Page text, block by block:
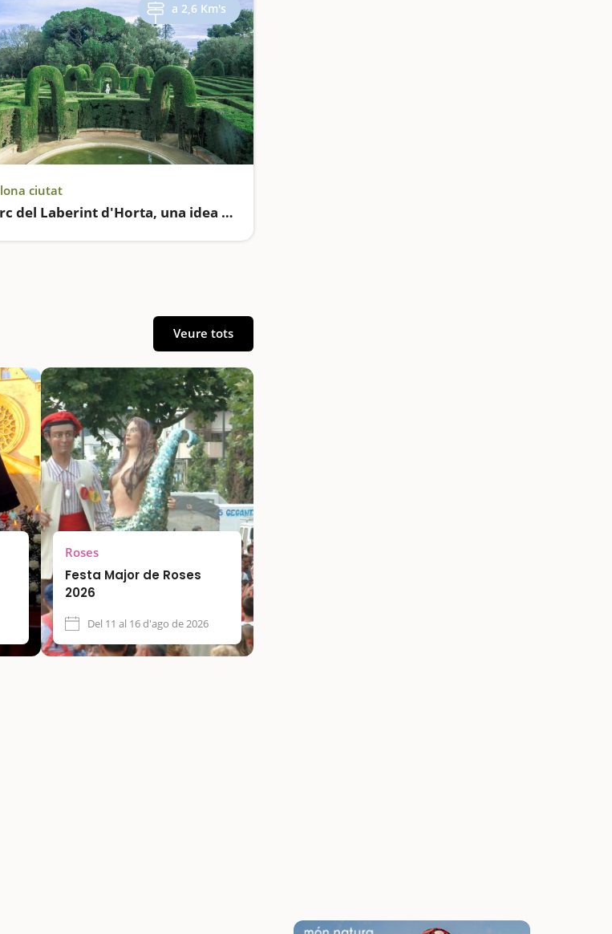
a 2,6 Km's
ciutat
El Parc del Laberint d'Horta, una idea genial per fer amb nens a Barcelona
Veure tots
Roses
Festa Major de Roses
2026
Del 11 al 16 d'ago de 2026